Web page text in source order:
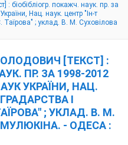
біобібліогр. покажч. наук. пр. за
Нац. наук. центр "Ін-т
Таїрова" ; уклад. В. М. Суховілова
[ТЕКСТ] :
ПР. ЗА 1998-2012
УКРАЇНИ, НАЦ.
І
; УКЛАД. В. М.
- ОДЕСА :